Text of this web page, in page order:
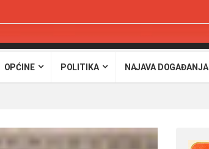
OPĆINE POLITIKA NAJAVA DOGAĐANJA